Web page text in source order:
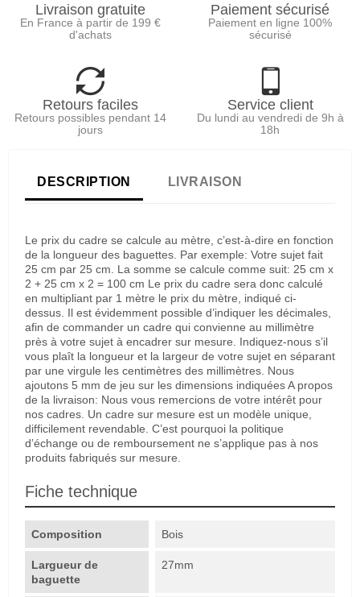
Livraison gratuite
En France à partir de 199 €
d'achats
Paiement sécurisé
Paiement en ligne 100%
sécurisé
Retours faciles
Retours possibles pendant 14
jours
Service client
Du lundi au vendredi de 9h à
18h
DESCRIPTION LIVRAISON
Le prix du cadre se calcule au mètre, c’est-à-dire en fonction
de la longueur des baguettes. Par exemple: Votre sujet fait
25 cm par 25 cm. La somme se calcule comme suit: 25 cm x
2 + 25 cm x 2 = 100 cm Le prix du cadre sera donc calculé
en multipliant par 1 mètre le prix du mètre, indiqué ci-
dessus. Il est évidemment possible d’indiquer les décimales,
afin de commander un cadre qui convienne au millimètre
près à votre sujet à encadrer sur mesure. Indiquez-nous s’il
vous plaît la longueur et la largeur de votre sujet en séparant
par une virgule les centimètres des millimètres. Nous
ajoutons 5 mm de jeu sur les dimensions indiquées A propos
de la livraison: Nous vous remercions de votre intérêt pour
nos cadres. Un cadre sur mesure est un modèle unique,
difficilement revendable. C’est pourquoi la politique
d’échange ou de remboursement ne s’applique pas à nos
produits fabriqués sur mesure.
Fiche technique
Composition Bois
Largueur de
baguette
27mm